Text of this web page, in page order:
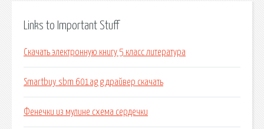
Links to Important Stuff
Скачать электронную книгу 5 класс литература
Smartbuy sbm 601ag g драйвер скачать
Фенечки из мулине схема сердечки